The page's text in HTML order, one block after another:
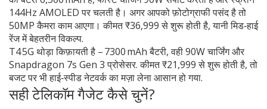
144Hz AMOLED पर चलती है। अगर आपको फ़ोटोग्राफी पसंद है तो
50MP कैमरा काम आएगा। कीमत ₹36,999 से शुरू होती है, यानी मिड‑हाई
रेंज में बेहतरीन विकल्प.
T4 5G थोड़ा किफ़ायती है – 7300 mAh बैटरी, वही 90W चार्जिंग और
Snapdragon 7s Gen 3 प्रोसेसर. कीमत ₹21,999 से शुरू होती है, तो
बजट पर भी हाई‑स्पीड नेटवर्क का मज़ा लेना आसान हो गया.
सही टेलिकॉम गैजेट कैसे चुनें?